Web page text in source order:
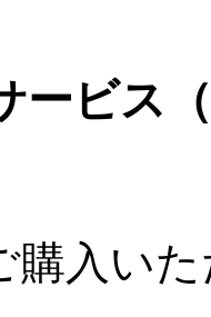
ービス
購入い